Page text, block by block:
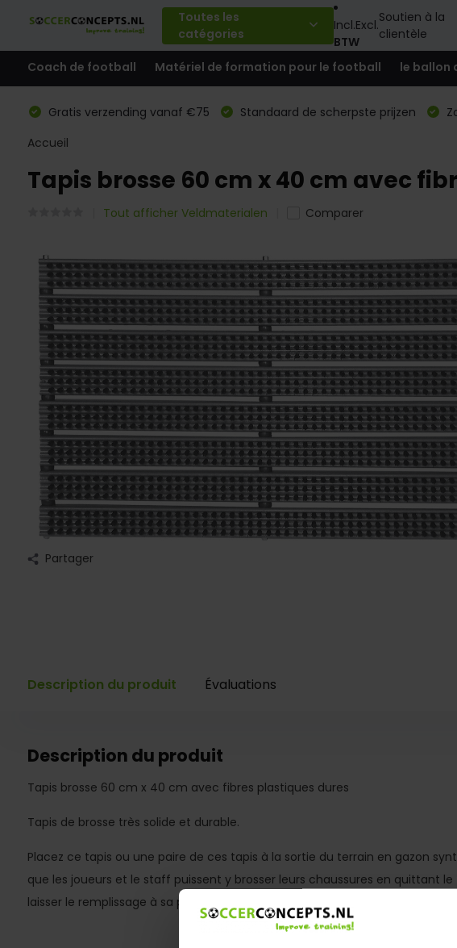
Toutes les
catégories
Incl.Excl.
BTW
Soutien à la
clientèle
Coach de football Matériel de formation pour le football le ballon
Gratis verzending vanaf €75 Standaard de scherpste prijzen
Accueil
Tapis brosse 60 cm x 40 cm avec
Tout afficher Veldmaterialen Comparer
Partager
Description du produit Évaluations
Description du produit
Tapis brosse 60 cm x 40 cm avec fibres plastiques dures
Tapis de brosse très solide et durable.
Placez ce tapis ou une paire de ces tapis à la sortie du terrain en gazon
que les joueurs et le staff puissent y brosser leurs chaussures en quittant
laisser le remplissage à sa place.